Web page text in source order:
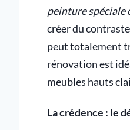
peinture spéciale
créer du
peut totalement
rénovationest
meubles hauts
La crédence : le